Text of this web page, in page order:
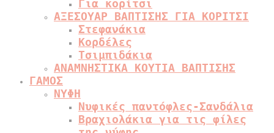
Για κορίτσι
ΑΞΕΣΟΥΑΡ ΒΑΠΤΙΣΗΣ ΓΙΑ ΚΟΡΙΤΣΙ
Στεφανάκια
Κορδέλες
Τσιμπιδάκια
ΑΝΑΜΝΗΣΤΙΚΑ ΚΟΥΤΙΑ ΒΑΠΤΙΣΗΣ
ΓΑΜΟΣ
ΝΥΦΗ
Νυφικές παντόφλες-Σανδάλια
Βραχιολάκια για τις φίλες